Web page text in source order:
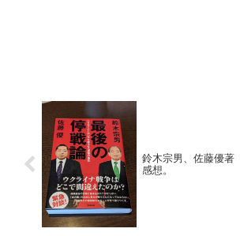
鈴木宗男、佐藤優著
感想。